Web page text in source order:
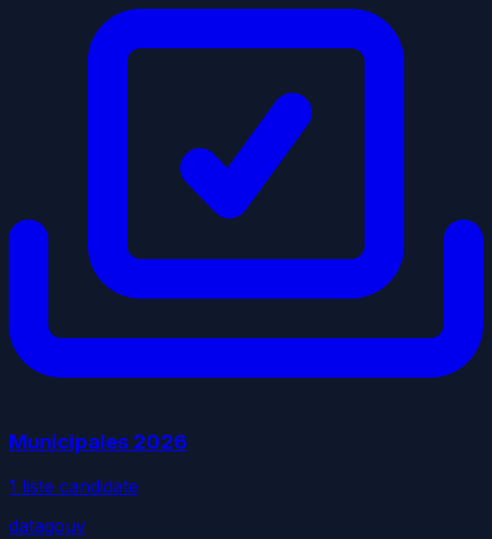
Municipales 2026
1 liste candidate
datagouv